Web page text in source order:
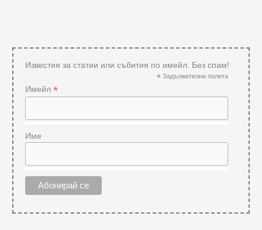
Известия за статии или събития по имейл. Без спам!
* Задължителни полета
Имейл*
Име